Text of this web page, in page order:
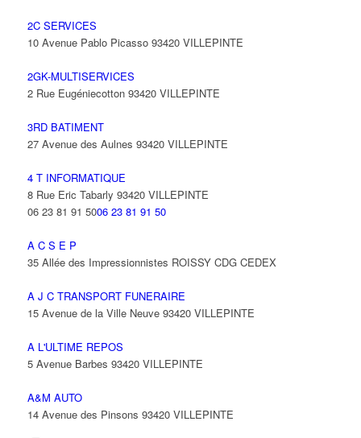
2C SERVICES
10 Avenue Pablo Picasso 93420 VILLEPINTE
2GK-MULTISERVICES
2 Rue Eugéniecotton 93420 VILLEPINTE
3RD BATIMENT
27 Avenue des Aulnes 93420 VILLEPINTE
4 T INFORMATIQUE
8 Rue Eric Tabarly 93420 VILLEPINTE
06 23 81 91 5006 23 81 91 50
A C S E P
35 Allée des Impressionnistes ROISSY CDG CEDEX
A J C TRANSPORT FUNERAIRE
15 Avenue de la Ville Neuve 93420 VILLEPINTE
A L'ULTIME REPOS
5 Avenue Barbes 93420 VILLEPINTE
A&M AUTO
14 Avenue des Pinsons 93420 VILLEPINTE